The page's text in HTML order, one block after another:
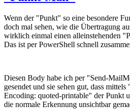
Wenn der "Punkt" so eine besondere
doch mal sehen, wie die Übertragung
wirklich einmal einen alleinstehenden
Das ist per PowerShell schnell
Diesen Body habe ich per "Send-
gesendet und sie sehen gut, dass
Encoding: quoted-printable" der Punkt
die normale Erkennung unsichtbar